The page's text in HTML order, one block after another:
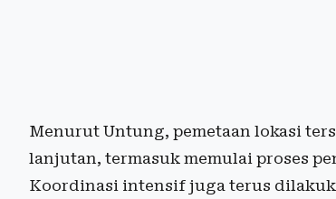
Menurut Untung, pemetaan lokasi
lanjutan, termasuk memulai proses
Koordinasi intensif juga terus